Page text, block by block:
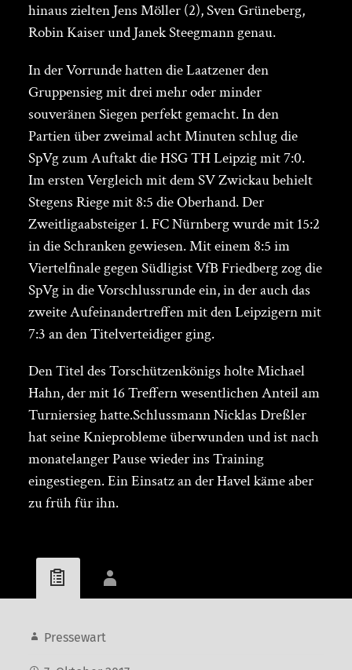
hinaus zielten Jens Möller (2), Sven Grüneberg,
Robin Kaiser und Janek Steegmann genau.
In der Vorrunde hatten die Laatzener den
Gruppensieg mit drei mehr oder minder
souveränen Siegen perfekt gemacht. In den
Partien über zweimal acht Minuten schlug die
SpVg zum Auftakt die HSG TH Leipzig mit 7:0.
Im ersten Vergleich mit dem SV Zwickau behielt
Stegens Riege mit 8:5 die Oberhand. Der
Zweitligaabsteiger 1. FC Nürnberg wurde mit 15:2
in die Schranken gewiesen. Mit einem 8:5 im
Viertelfinale gegen Südligist VfB Friedberg zog die
SpVg in die Vorschlussrunde ein, in der auch das
zweite Aufeinandertreffen mit den Leipzigern mit
7:3 an den Titelverteidiger ging.
Den Titel des Torschützenkönigs holte Michael
Hahn, der mit 16 Treffern wesentlichen Anteil am
Turniersieg hatte.Schlussmann Nicklas Dreßler
hat seine Knieprobleme überwunden und ist nach
monatelanger Pause wieder ins Training
eingestiegen. Ein Einsatz an der Havel käme aber
zu früh für ihn.
Pressewart